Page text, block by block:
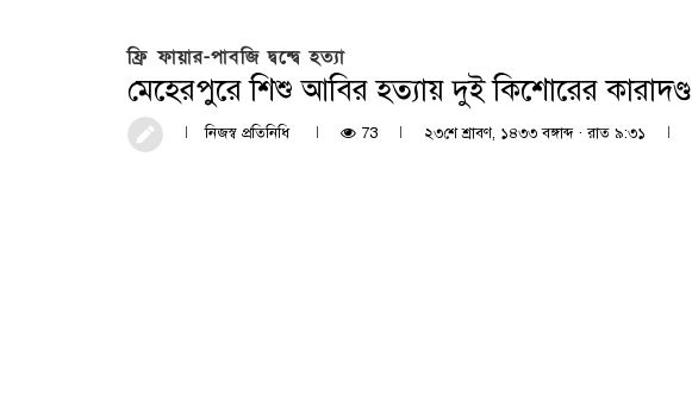
ফ্রি ফায়ার-পাবজি দ্বন্দ্বে হত্যা
মেহেরপুরে শিশু আবির হত্যায় দুই কিশোরের কারাদণ্ড
নিজস্ব প্রতিনিধি 73 ২৩শে শ্রাবণ, ১৪৩৩ বঙ্গাব্দ · রাত ৯:৩১